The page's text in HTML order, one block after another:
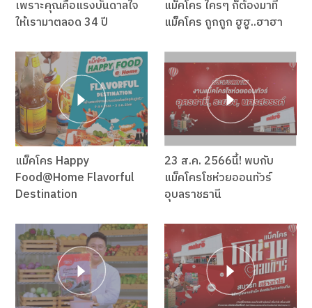
เพราะคุณคือแรงบันดาลใจ
ให้เรามาตลอด 34 ปี
แม็คโคร ใครๆ ก็ต้องมาที่
แม็คโคร ถูกถูก ฮูฮู..ฮาฮา
แม็คโคร Happy
Food@Home Flavorful
Destination
23 ส.ค. 2566นี้! พบกับ
แม็คโครโชห่วยออนทัวร์
อุบลราชธานี